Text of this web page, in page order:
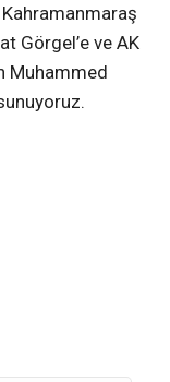
Kahramanmaraş
Görgel’e ve AK
Muhammed